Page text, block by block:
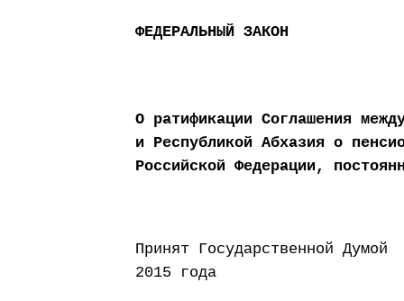
ФЕДЕРАЛЬНЫЙ ЗАКОН
О ратификации Соглашения
и Республикой Абхазия о
Российской Федерации,
Принят
2015 года